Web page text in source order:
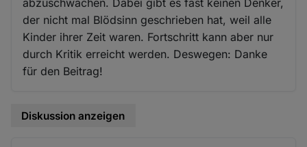
der nicht mal Blödsinn geschrieben hat, weil alle
Kinder ihrer Zeit waren. Fortschritt kann aber nur
durch Kritik erreicht werden. Deswegen: Danke
für den Beitrag!
Diskussion anzeigen